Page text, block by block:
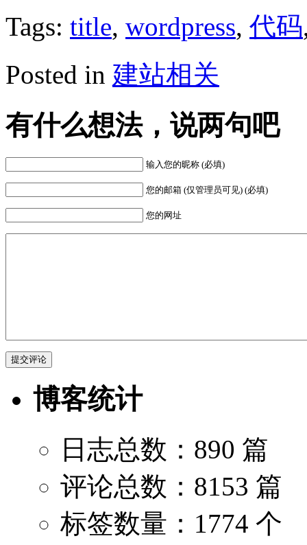
Tags: title, wordpress, 代码
Posted in 建站相关
有什么想法，说两句吧
输入您的昵称 (必填)
您的邮箱 (仅管理员可见) (必填)
您的网址
博客统计
日志总数：890 篇
评论总数：8153 篇
标签数量：1774 个